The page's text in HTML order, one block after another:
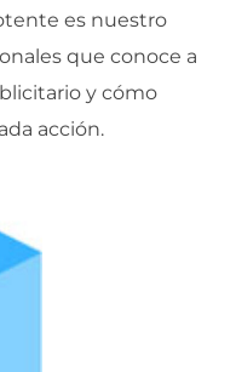
es nuestro
que conoce a
y cómo
acción.